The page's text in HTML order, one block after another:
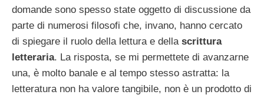
domande sono spesso state oggetto di discussione da
parte di numerosi filosofi che, invano, hanno cercato
di spiegare il ruolo della lettura e della scrittura
letteraria. La risposta, se mi permettete di avanzarne
una, è molto banale e al tempo stesso astratta: la
letteratura non ha valore tangibile, non è un prodotto di